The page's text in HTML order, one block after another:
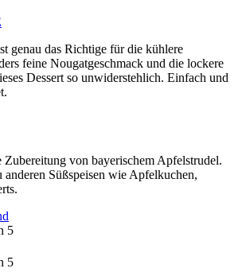
genau das Richtige für die kühlere
feine Nougatgeschmack und die lockere
Dessert so unwiderstehlich. Einfach und
von bayerischem Apfelstrudel.
anderen Süßspeisen wie Apfelkuchen,
5
5